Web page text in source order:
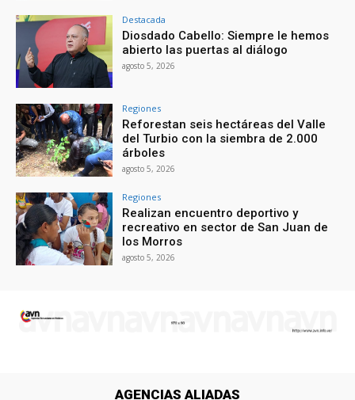
Destacada
Diosdado Cabello: Siempre le hemos
abierto las puertas al diálogo
agosto 5, 2026
Regiones
Reforestan seis hectáreas del Valle
del Turbio con la siembra de 2.000
árboles
agosto 5, 2026
Regiones
Realizan encuentro deportivo y
recreativo en sector de San Juan de
los Morros
agosto 5, 2026
AGENCIAS ALIADAS